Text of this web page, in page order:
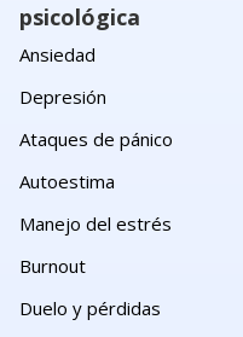
psicológica
Ansiedad
Depresión
Ataques de pánico
Autoestima
Manejo del estrés
Burnout
Duelo y pérdidas